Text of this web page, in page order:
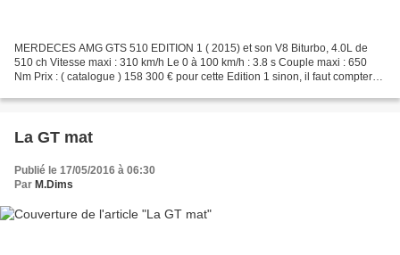
MERDECES AMG GTS 510 EDITION 1 ( 2015) et son V8 Biturbo, 4.0L de
510 ch Vitesse maxi : 310 km/h Le 0 à 100 km/h : 3.8 s Couple maxi : 650
Nm Prix : ( catalogue ) 158 300 € pour cette Edition 1 sinon, il faut compter
La GT mat
Publié le 17/05/2016 à 06:30
Par M.Dims